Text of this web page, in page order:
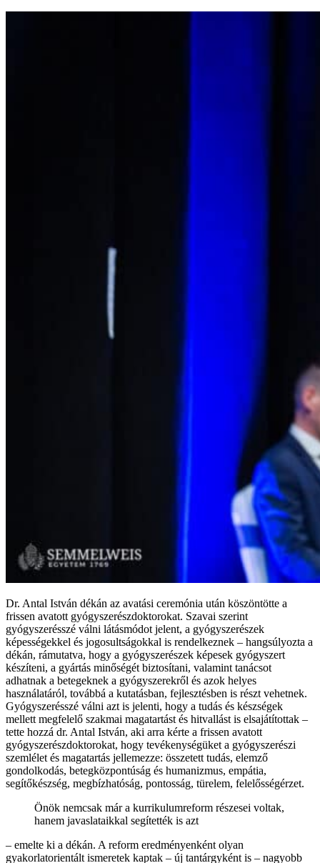
Dr. Antal István dékán az avatási ceremónia után köszöntötte a
frissen avatott gyógyszerészdoktorokat. Szavai szerint
gyógyszerésszé válni látásmódot jelent, a gyógyszerészek
képességekkel és jogosultságokkal is rendelkeznek – hangsúlyozta a
dékán, rámutatva, hogy a gyógyszerészek képesek gyógyszert
készíteni, a gyártás minőségét biztosítani, valamint tanácsot
adhatnak a betegeknek a gyógyszerekről és azok helyes
használatáról, továbbá a kutatásban, fejlesztésben is részt vehetnek.
Gyógyszerésszé válni azt is jelenti, hogy a tudás és készségek
mellett megfelelő szakmai magatartást és hitvallást is elsajátítottak –
tette hozzá dr. Antal István, aki arra kérte a frissen avatott
gyógyszerészdoktorokat, hogy tevékenységüket a gyógyszerészi
szemlélet és magatartás jellemezze: összetett tudás, elemző
gondolkodás, betegközpontúság és humanizmus, empátia,
segítőkészség, megbízhatóság, pontosság, türelem, felelősségérzet.
Önök nemcsak már a kurrikulumreform részesei voltak,
hanem javaslataikkal segítették is azt
– emelte ki a dékán. A reform eredményenként olyan
gyakorlatorientált ismeretek kaptak – új tantárgyként is – nagyobb